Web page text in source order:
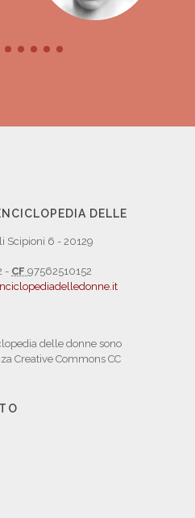
DELLE
Scipioni 6 - 20129
- CF 97562510152
delle donne sono
Creative Commons CC